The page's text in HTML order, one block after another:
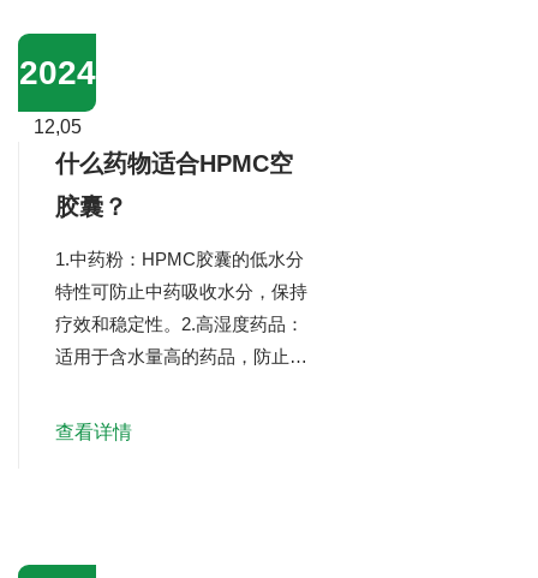
格遵守清真标准，以确保没有违
反伊斯兰教义的物质。生产过程
将由清真认证机构审核。普通明
胶胶囊：...
2024
12,05
什么药物适合HPMC空
胶囊？
1.中药粉：HPMC胶囊的低水分
特性可防止中药吸收水分，保持
疗效和稳定性。2.高湿度药品：
适用于含水量高的药品，防止水
剂：广泛应用于对原料纯度要求
查看详情